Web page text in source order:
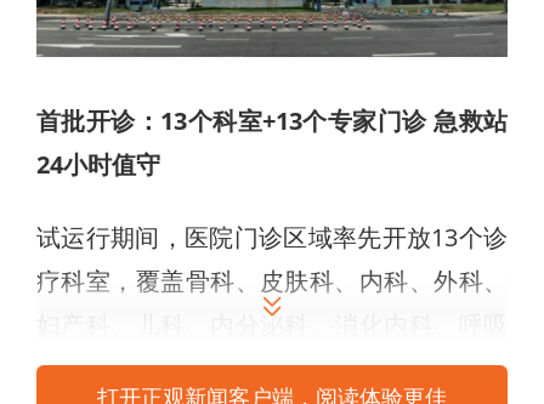
首批开诊：13个科室+13个专家门诊 急救站
24小时值守
试运行期间，医院门诊区域率先开放13个诊
疗科室，覆盖骨科、皮肤科、内科、外科、
妇产科、儿科、内分泌科、消化内科、呼吸
内科、神经内科、心血管内科、骨内科及老
打开正观新闻客户端，阅读体验更佳